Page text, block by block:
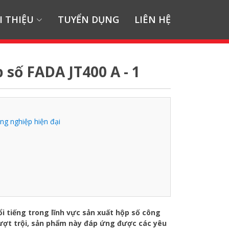
THIỆU TUYỂN DỤNG LIÊN HỆ
FADA JT400 A - 1
nghiệp hiện đại
tiếng trong lĩnh vực sản xuất hộp số công
trội, sản phẩm này đáp ứng được các yêu